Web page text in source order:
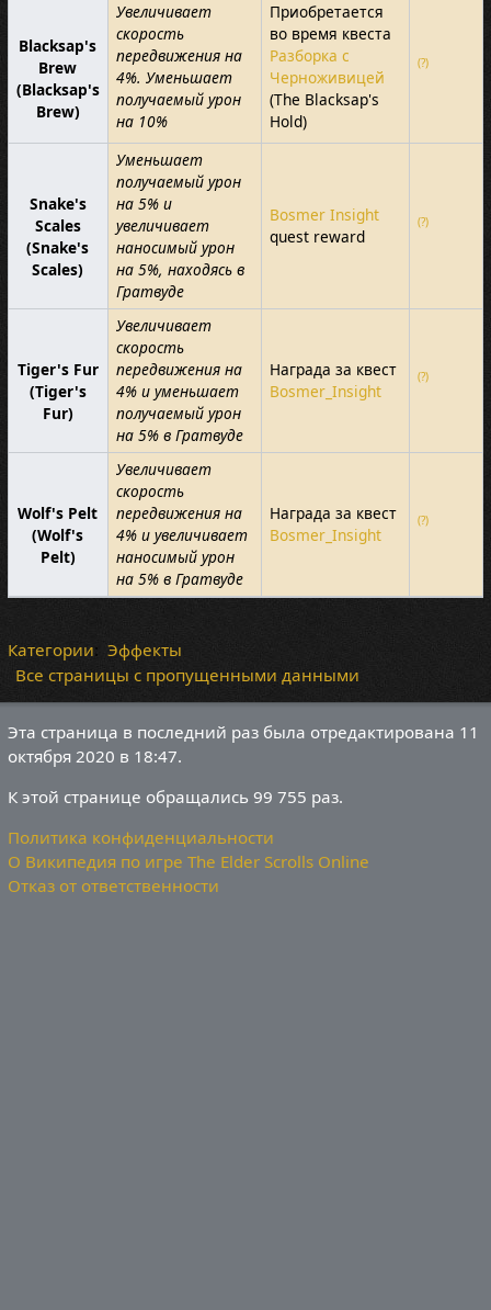
Blacksap's
Brew
(Blacksap's
Brew)
Увеличивает
скорость
передвижения на
4%. Уменьшает
получаемый урон
на 10%
Приобретается
во время квеста
Разборка с
Черноживицей
(The Blacksap's
Hold)
(?)
Snake's
Scales
(Snake's
Scales)
Уменьшает
получаемый урон
на 5% и
увеличивает
наносимый урон
на 5%, находясь в
Гратвуде
Bosmer Insight
quest reward
(?)
Tiger's Fur
(Tiger's
Fur)
Увеличивает
скорость
передвижения на
4% и уменьшает
получаемый урон
на 5% в Гратвуде
Награда за квест
Bosmer_Insight
(?)
Wolf's Pelt
(Wolf's
Pelt)
Увеличивает
скорость
передвижения на
4% и увеличивает
наносимый урон
на 5% в Гратвуде
Награда за квест
Bosmer_Insight
(?)
Категории: Эффекты
Все страницы с пропущенными данными
Эта страница в последний раз была отредактирована 11
октября 2020 в 18:47.
К этой странице обращались 99 755 раз.
Политика конфиденциальности
О Википедия по игре The Elder Scrolls Online
Отказ от ответственности